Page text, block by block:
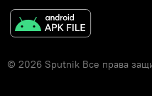
© 2026 Sputnik Все права